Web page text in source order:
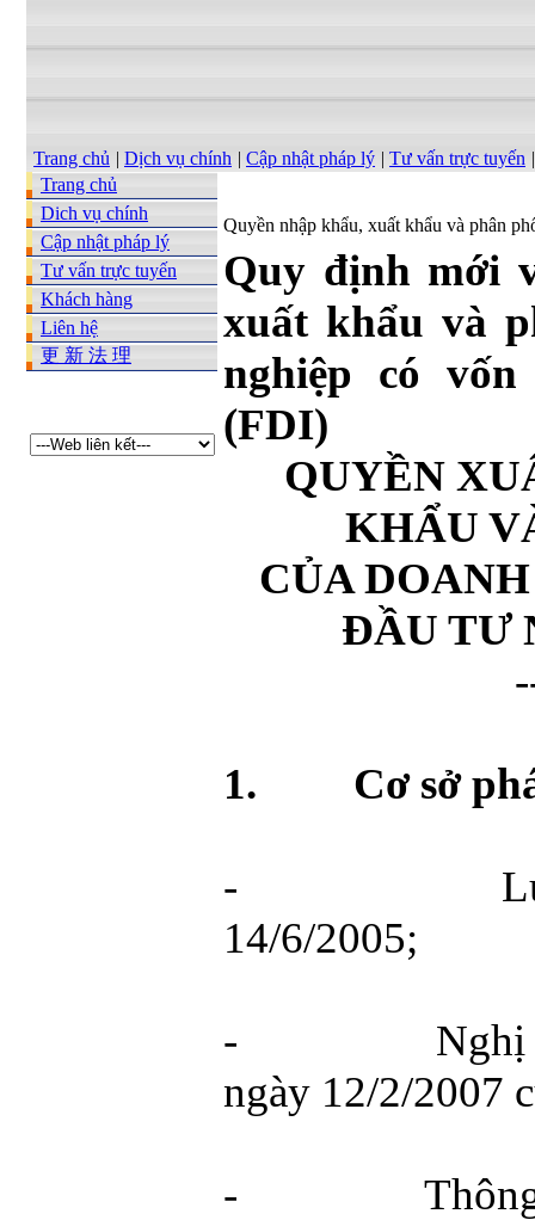
Trang chủ | Dịch vụ chính | Cập nhật pháp lý | Tư vấn trực tuyến |
Trang chủ
Dich vụ chính
Cập nhật pháp lý
Tư vấn trực tuyến
Khách hàng
Liên hệ
更 新 法 理
Quyền nhập khẩu, xuất khẩu và phân
Quy định mới
xuất khẩu và
nghiệp có
(FDI)
QUYỀN
KHẨU
CỦA
ĐẦU TƯ
1. Cơ sở
-
14/6/2005;
-
ngày 12/2/2007
-